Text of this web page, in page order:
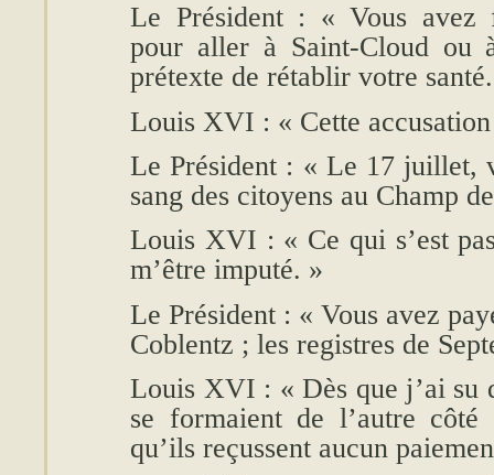
Le Président : « Vous avez
pour aller à Saint-Cloud ou
prétexte de rétablir votre
Louis XVI : « Cette accusation
Le Président : « Le 17 juillet,
sang des citoyens au Champ
Louis XVI : « Ce qui s’est
m’être imputé. »
Le Président : « Vous avez
Coblentz ; les registres de
Louis XVI : « Dès que j’ai su
se formaient de l’autre
qu’ils reçussent aucun